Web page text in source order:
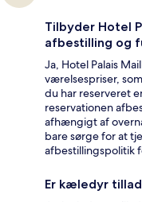
Tilbyder Hotel
afbestilling og
Ja, Hotel Palais
værelsespriser,
du har reserveret
reservationen
afhængigt af
bare sørge for at
afbestillingspolitik
Er kæledyr